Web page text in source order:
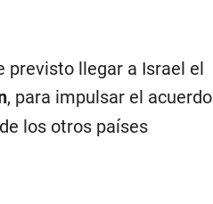
previsto llegar a Israel el
, para impulsar el acuerdo
los otros países